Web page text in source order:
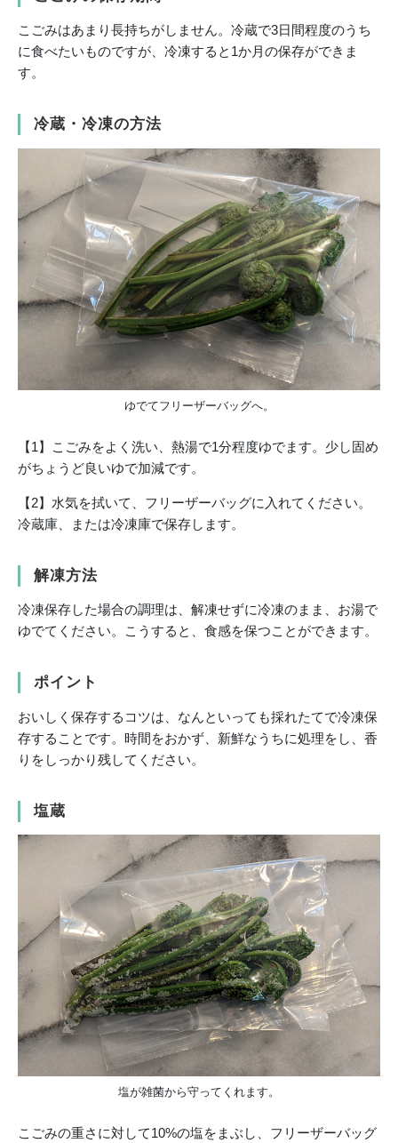
こごみはあまり長持ちがしません。冷蔵で3日間程度のうち
に食べたいものですが、冷凍すると1か月の保存ができま
す。
冷蔵・冷凍の方法
ゆでてフリーザーバッグへ。
【1】こごみをよく洗い、熱湯で1分程度ゆでます。少し固め
がちょうど良いゆで加減です。
【2】水気を拭いて、フリーザーバッグに入れてください。
冷蔵庫、または冷凍庫で保存します。
解凍方法
冷凍保存した場合の調理は、解凍せずに冷凍のまま、お湯で
ゆでてください。こうすると、食感を保つことができます。
ポイント
おいしく保存するコツは、なんといっても採れたてで冷凍保
存することです。時間をおかず、新鮮なうちに処理をし、香
りをしっかり残してください。
塩蔵
塩が雑菌から守ってくれます。
こごみの重さに対して10%の塩をまぶし、フリーザーバッグ